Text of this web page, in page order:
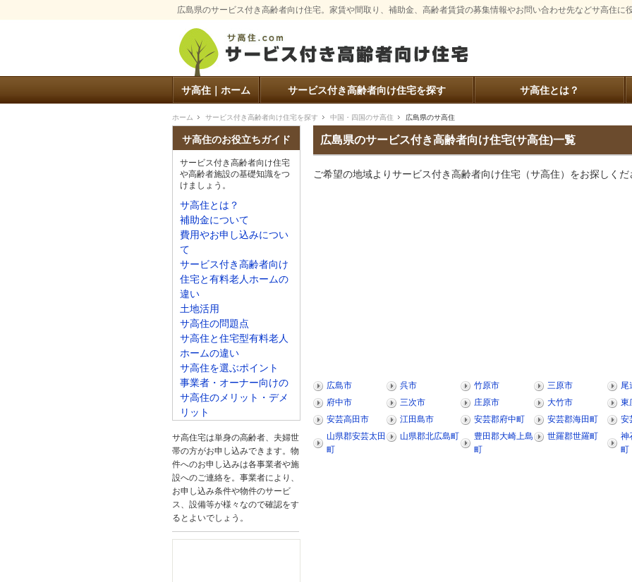
広島県のサービス付き高齢者向け住宅。家賃や間取り、補助金、高齢者賃貸の募集情報やお問い合わせ先などサ高住に
サ高住｜ホーム サービス付き高齢者向け住宅を探す サ高住とは？
ホーム サービス付き高齢者向け住宅を探す 中国・四国のサ高住 広島県のサ高住
広島県のサービス付き高齢者向け住宅(サ高住)一覧
ご希望の地域よりサービス付き高齢者向け住宅（サ高住）をお探しくだ
広島市 呉市 竹原市 三原市
尾
府中市
三次市 庄原市 大竹市
東
安芸高田市
江田島市 安芸郡府中町 安芸郡海田町
安
山県郡安芸太田
町
山県郡北広島町
豊田郡大崎上島
町
世羅郡世羅町
神
町
サ高住のお役立ちガイド
サービス付き高齢者向け住宅
や高齢者施設の基礎知識をつ
けましょう。
サ高住とは？
補助金について
費用やお申し込みについ
て
サービス付き高齢者向け
住宅と有料老人ホームの
違い
土地活用
サ高住の問題点
サ高住と住宅型有料老人
ホームの違い
サ高住を選ぶポイント
事業者・オーナー向けの
サ高住のメリット・デメ
リット
サ高住宅は単身の高齢者、夫婦世
帯の方がお申し込みできます。物
件へのお申し込みは各事業者や施
設へのご連絡を。事業者により、
お申し込み条件や物件のサービ
ス、設備等が様々なので確認をす
るとよいでしょう。